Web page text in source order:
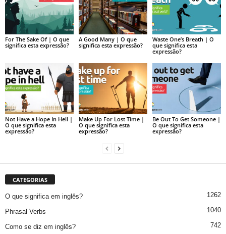
For The Sake Of | O que
significa esta expressão?
A Good Many | O que
significa esta expressão?
Waste One’s Breath | O
que significa esta
expressão?
Not Have a Hope In Hell |
O que significa esta
expressão?
Make Up For Lost Time |
O que significa esta
expressão?
Be Out To Get Someone |
O que significa esta
expressão?
CATEGORIAS
O que significa em inglês? 1262
Phrasal Verbs 1040
Como se diz em inglês? 742